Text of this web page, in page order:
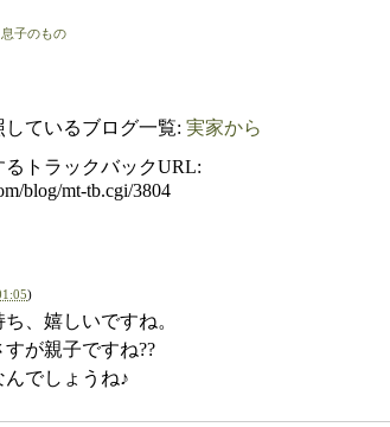
子のもの
ているブログ一覧: 実家から
トラックバックURL:
blog/mt-tb.cgi/3804
)
、嬉しいですね。
が親子ですね??
でしょうね♪